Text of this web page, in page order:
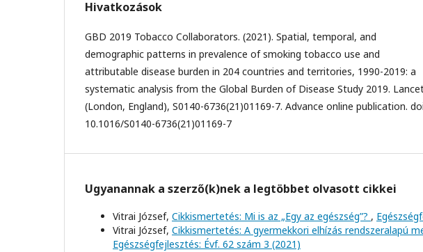
Hivatkozások
GBD 2019 Tobacco Collaborators. (2021). Spatial, temporal, and
demographic patterns in prevalence of smoking tobacco use and
attributable disease burden in 204 countries and territories, 1990-2019: a
systematic analysis from the Global Burden of Disease Study 2019.
(London, England), S0140-6736(21)01169-7. Advance online publication.
10.1016/S0140-6736(21)01169-7
Ugyanannak a szerző(k)nek a legtöbbet olvasott cikkei
Vitrai József, Cikkismertetés: Mi is az „Egy az egészség”? ,
Vitrai József, Cikkismertetés: A gyermekkori elhízás rendszeralapú
Egészségfejlesztés: Évf. 62 szám 3 (2021)